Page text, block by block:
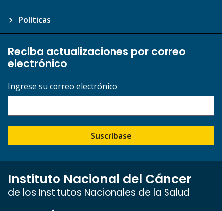
Políticas
Reciba actualizaciones por correo
electrónico
Ingrese su correo electrónico
Suscríbase
Instituto Nacional del Cáncer
de los Institutos Nacionales de la Salud